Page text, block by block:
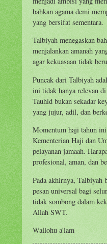
bahkan agama demi
yang bersifat sementara.
Talbiyah menegaskan
menjalankan amanah
agar kekuasaan tidak
Puncak dari Talbiyah
ini tidak hanya relevan
Tauhid bukan sekadar
yang jujur, adil, dan
Momentum haji tahun
Kementerian Haji dan
pelayanan jamaah.
profesional, aman, dan
Pada akhirnya, Talbiyah
pesan universal bagi
tidak sombong dalam
Allah SWT.
Wallohu a'lam